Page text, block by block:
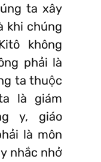
ta xây
khi chúng
không
phải là
ta thuộc
là giám
y, giáo
là môn
nhắc nhở